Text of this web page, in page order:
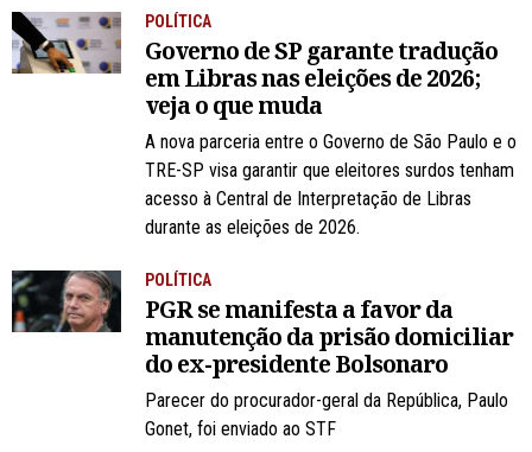
POLÍTICA
Governo de SP garante tradução
em Libras nas eleições de 2026;
veja o que muda
A nova parceria entre o Governo de São Paulo e o
TRE-SP visa garantir que eleitores surdos tenham
acesso à Central de Interpretação de Libras
durante as eleições de 2026.
POLÍTICA
PGR se manifesta a favor da
manutenção da prisão domiciliar
do ex-presidente Bolsonaro
Parecer do procurador-geral da República, Paulo
Gonet, foi enviado ao STF